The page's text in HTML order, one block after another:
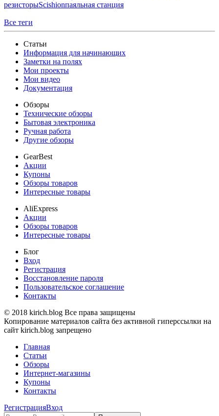
резисторыScishionпаяльная станция
Все теги
Статьи
Информация для начинающих
Заметки на полях
Мои проекты
Мои видео
Документация
Обзоры
Технические обзоры
Бытовая электроника
Ручная работа
Другие обзоры
GearBest
Акции
Купоны
Обзоры товаров
Интересные товары
AliExpress
Акции
Обзоры товаров
Интересные товары
Блог
Вход
Регистрация
Восстановление пароля
Пользовательское соглашение
Контакты
© 2018 kirich.blog Все права защищены
Копирование материалов сайта без активной гиперссылки на
сайт kirich.blog запрещено
Главная
Статьи
Обзоры
Интернет-магазины
Купоны
Контакты
РегистрацияВход